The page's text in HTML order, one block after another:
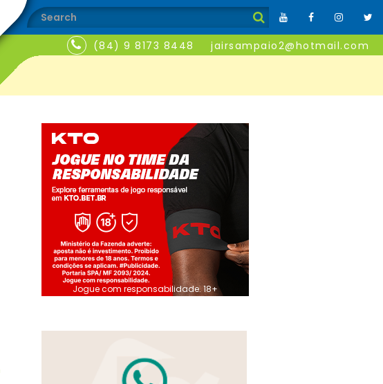
(84) 9 8173 8448 jairsampaio2@hotmail.com
Jogue com responsabilidade. 18+